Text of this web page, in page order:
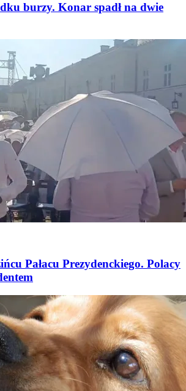
burzy. Konar spadł na dwie
Pałacu Prezydenckiego. Polacy